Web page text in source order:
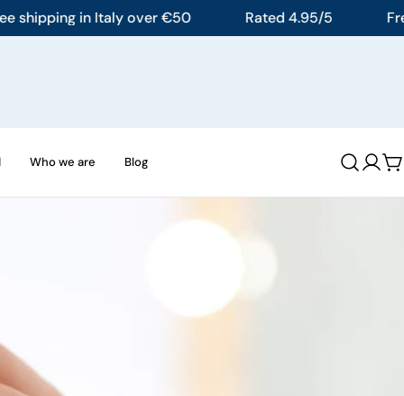
in Italy over €50 Rated 4.95/5 Free
Who we are Blog
Log
in